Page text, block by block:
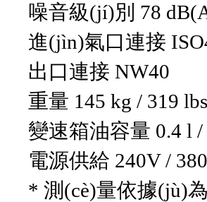
噪音級(jí)別 78
進(jìn)氣口連接
出口連接 NW40
重量 145 kg / 319 lbs
變速箱油容量 0.4 l /
電源供給 240V /
* 測(cè)量依據(jù)